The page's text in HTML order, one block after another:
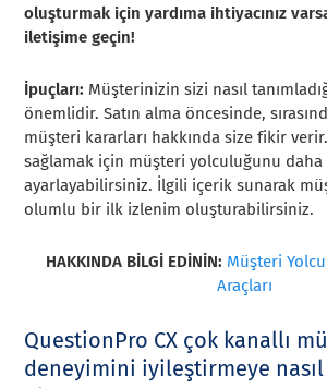
oluşturmak için yardıma ihtiyacınız
iletişime geçin!
İpuçları: Müşterinizin sizi nasıl
önemlidir. Satın alma öncesinde,
müşteri kararları hakkında size fikir verir.
sağlamak için müşteri yolculuğunu daha
ayarlayabilirsiniz. İlgili içerik sunarak
olumlu bir ilk izlenim oluşturabilirsiniz.
HAKKINDA BİLGİ EDİNİN: Müşteri
Araçları
QuestionPro CX çok kanallı
deneyimini iyileştirmeye nasıl